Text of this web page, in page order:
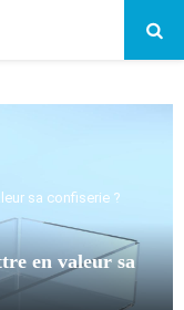
sa confiserie ?
en valeur sa